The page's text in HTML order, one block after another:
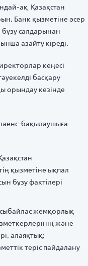
ақ Қазақстан
Банк қызметіне әсер
салдарынан
азайту кіреді.
кеңесі
басқару
орындау кезінде
бақылаушыға
қызметіне ықпал
бұзу фактілері
жемқорлық
және
алаяқтық;
теріс пайдалану